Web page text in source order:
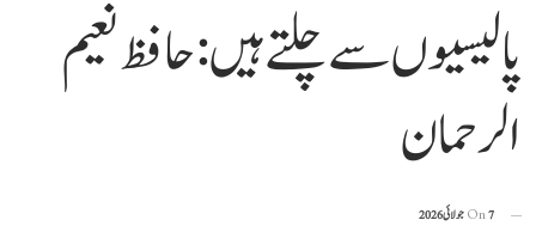
پالیسیوں سے چلتے ہیں: حافظ نعیم
الرحمان
On7 جولائی 2026